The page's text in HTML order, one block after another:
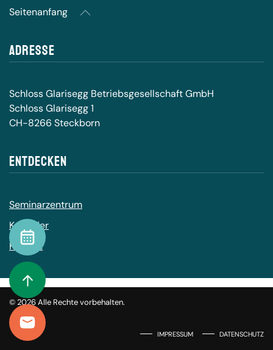
Kontakt
To Top
Kalender
Seitenanfang
Adresse
Schloss Glarisegg Betriebsgesellschaft GmbH
Schloss Glarisegg 1
CH-8266 Steckborn
Entdecken
Seminarzentrum
Kalender
Kontakt
©2026Alle Rechte vorbehalten.
IMPRESSUM DATENSCHUTZ